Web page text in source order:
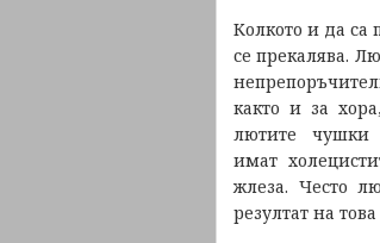
Колкото и да са
се прекалява.
както и за
лютите
имат
жлеза. Често
резултат на